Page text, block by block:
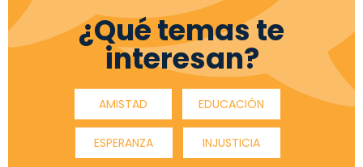
¿Qué temas te
interesan?
AMISTAD EDUCACIÓN
ESPERANZA INJUSTICIA